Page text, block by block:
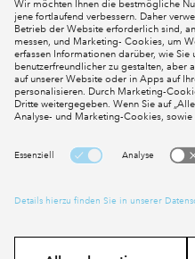
Mein Konto
Social Media
Cookies